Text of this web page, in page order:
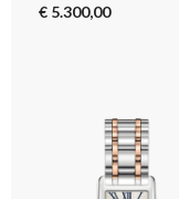
€ 5.300,00